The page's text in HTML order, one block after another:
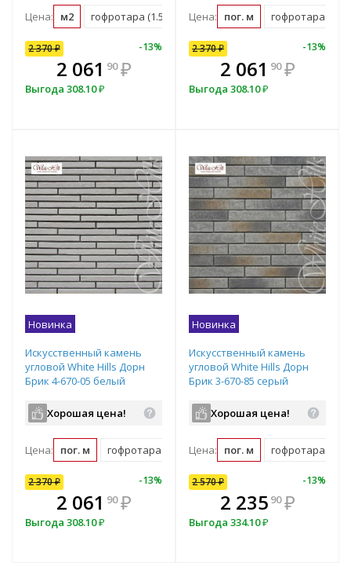
Цена: м2 гофротара (1.52 м2)
2 370₽ -13%
2 061 90 ₽
Выгода 308.10₽
В комплекте
всегда выгоднее!
Цена: пог. м гофротара
7% 2 370 -
2 13300
Выгода237
2 370₽ -13%
2 061 90 ₽
Выгода 308.10₽
Новинка
Искусственный камень
угловой White Hills Дорн
Брик 4-670-05 белый
Хорошая цена!
Цена: пог. м гофротара (2.548 пог. м)
2 370₽ -13%
2 061 90 ₽
Выгода 308.10₽
В комплекте
всегда выгоднее!
Новинка
Искусственный камень
угловой White Hills Дорн
Брик 3-670-85 серый
Хорошая цена!
Цена: пог. м гофротара
7% 2 570 -
2 31300
Выгода257
2 570₽ -13%
2 235 90 ₽
Выгода 334.10₽